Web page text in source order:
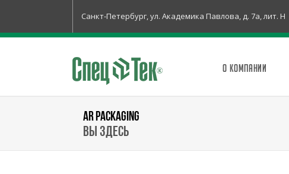
Санкт-Петербург, ул. Академика Павлова, д. 7а, лит. Н
О КОМПАНИИ
AR PACKAGING
Вы здесь